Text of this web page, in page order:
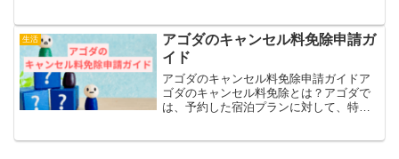
作られています。しかし、このような設
計は頭部へのフィット感に欠...
生活
アゴダのキャンセル料免除申請ガ
イド
アゴダのキャンセル料免除申請ガイドア
ゴダのキャンセル料免除とは？アゴダで
は、予約した宿泊プランに対して、特定